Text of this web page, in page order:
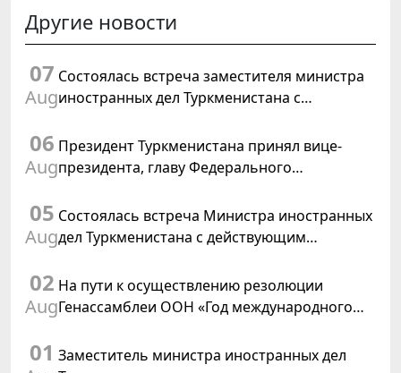
Другие новости
07
Aug
Состоялась встреча заместителя министра
иностранных дел Туркменистана с
Туркменистане
06
Aug
Президент Туркменистана принял вице-
президента, главу Федерального
Швейцарской Конфедерации
05
Aug
Состоялась встреча Министра иностранных
дел Туркменистана с действующим
02
Aug
На пути к осуществлению резолюции
Генассамблеи ООН «Год международного
Туркменистаном
01 Заместитель министра иностранных дел